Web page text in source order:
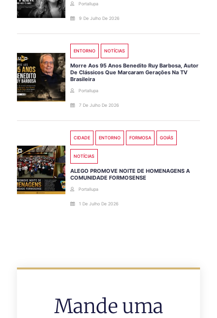
Portallupa
9 De Julho De 2026
ENTORNO NOTÍCIAS
Morre Aos 95 Anos Benedito Ruy Barbosa, Autor
De Clássicos Que Marcaram Gerações Na TV
Brasileira
Portallupa
7 De Julho De 2026
CIDADE ENTORNO FORMOSA GOIÁS
NOTÍCIAS
ALEGO PROMOVE NOITE DE HOMENAGENS A
COMUNIDADE FORMOSENSE
Portallupa
1 De Julho De 2026
Mande uma